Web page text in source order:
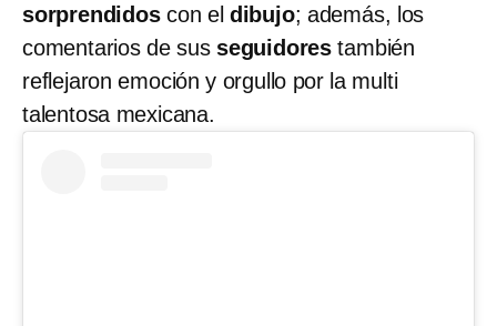
sorprendidoscon el dibujo; además, los
comentarios de sus seguidores también
reflejaron emoción y orgullo por la multi
talentosa mexicana.